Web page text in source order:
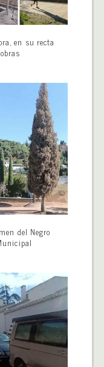
en su recta
del Negro